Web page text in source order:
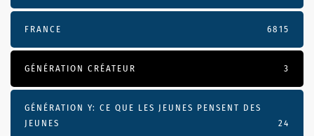
FRANCE 6815
GÉNÉRATION CRÉATEUR 3
GÉNÉRATION Y: CE QUE LES JEUNES PENSENT DES
JEUNES
24